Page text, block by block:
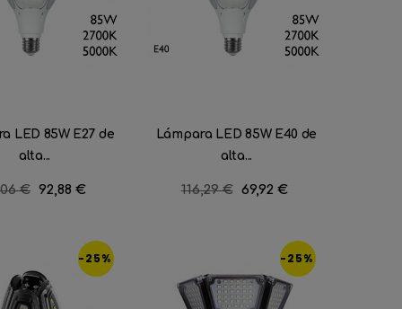
LED 85W E27 de
alta...
€ Precio
92,88 €
Lámpara LED 85W E40 de
alta...
Precio
116,29 € Precio
69,92 €
-25% -25%